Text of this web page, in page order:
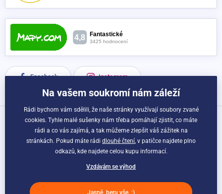
Facebook Instagram
Možnosti dopravy a platby:
Na vašem soukromí nám záleží
Rádi bychom vám sdělili, že naše stránky využívají soubory zvané
cookies. Tyhle malé sušenky nám třeba pomáhají zjistit, co máte
rádi a co vás zajímá, a tak můžeme zlepšit váš zážitek na
stránkách. Pokud máte rádi dlouhé čtení, v patičce najdete plno
odkazů, kde najdete celou kupu informací.
Vzdávám se výhod
Jasně, beru vše. :)